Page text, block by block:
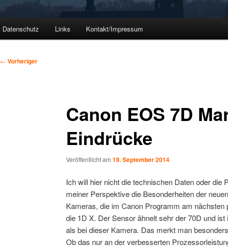
Datenschutz Links Kontakt/Impressum
Beitragsnavigation
← Vorheriger
Canon EOS 7D
Eindrücke
Veröffentlicht am 19. September 2014
Ich will hier nicht die technischen Daten oder die
meiner Perspektive die Besonderheiten der
Kameras, die im Canon Programm am
die 1D X. Der Sensor ähnelt sehr der 70D und
als bei dieser Kamera. Das merkt man
Ob das nur an der verbesserten